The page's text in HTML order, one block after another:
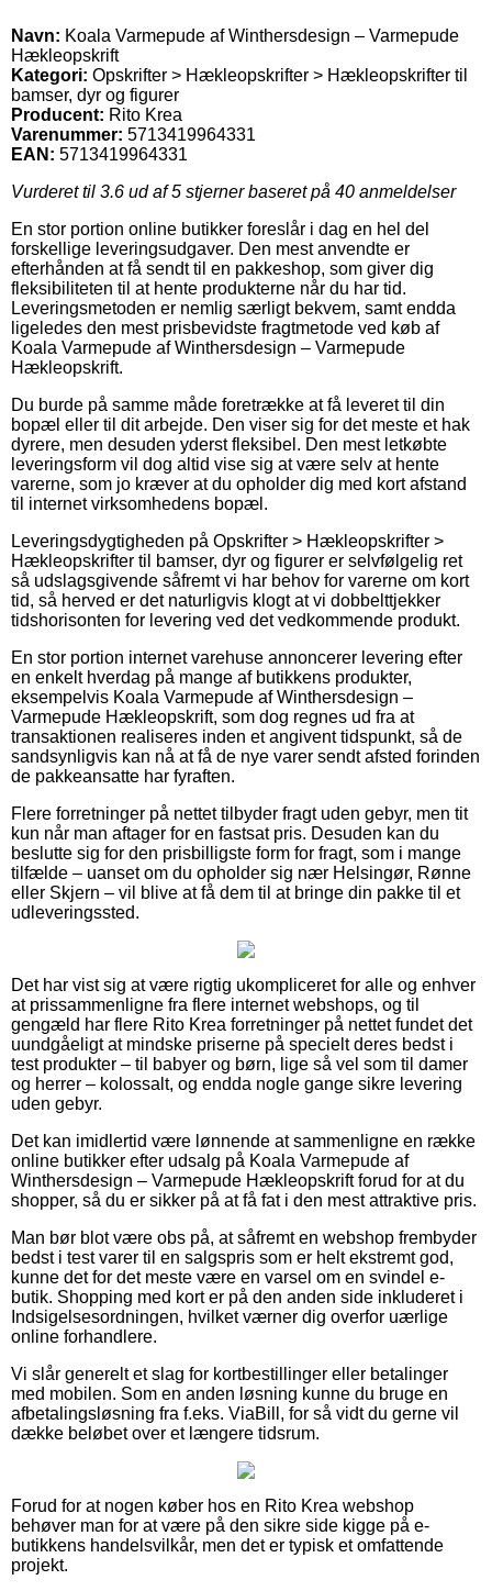
Navn: Koala Varmepude af Winthersdesign – Varmepude
Hækleopskrift
Kategori: Opskrifter > Hækleopskrifter > Hækleopskrifter til
bamser, dyr og figurer
Producent: Rito Krea
Varenummer: 5713419964331
EAN: 5713419964331
Vurderet til 3.6 ud af 5 stjerner baseret på 40 anmeldelser
En stor portion online butikker foreslår i dag en hel del
forskellige leveringsudgaver. Den mest anvendte er
efterhånden at få sendt til en pakkeshop, som giver dig
fleksibiliteten til at hente produkterne når du har tid.
Leveringsmetoden er nemlig særligt bekvem, samt endda
ligeledes den mest prisbevidste fragtmetode ved køb af
Koala Varmepude af Winthersdesign – Varmepude
Hækleopskrift.
Du burde på samme måde foretrække at få leveret til din
bopæl eller til dit arbejde. Den viser sig for det meste et hak
dyrere, men desuden yderst fleksibel. Den mest letkøbte
leveringsform vil dog altid vise sig at være selv at hente
varerne, som jo kræver at du opholder dig med kort afstand
til internet virksomhedens bopæl.
Leveringsdygtigheden på Opskrifter > Hækleopskrifter >
Hækleopskrifter til bamser, dyr og figurer er selvfølgelig ret
så udslagsgivende såfremt vi har behov for varerne om kort
tid, så herved er det naturligvis klogt at vi dobbelttjekker
tidshorisonten for levering ved det vedkommende produkt.
En stor portion internet varehuse annoncerer levering efter
en enkelt hverdag på mange af butikkens produkter,
eksempelvis Koala Varmepude af Winthersdesign –
Varmepude Hækleopskrift, som dog regnes ud fra at
transaktionen realiseres inden et angivent tidspunkt, så de
sandsynligvis kan nå at få de nye varer sendt afsted forinden
de pakkeansatte har fyraften.
Flere forretninger på nettet tilbyder fragt uden gebyr, men tit
kun når man aftager for en fastsat pris. Desuden kan du
beslutte sig for den prisbilligste form for fragt, som i mange
tilfælde – uanset om du opholder sig nær Helsingør, Rønne
eller Skjern – vil blive at få dem til at bringe din pakke til et
udleveringssted.
Det har vist sig at være rigtig ukompliceret for alle og enhver
at prissammenligne fra flere internet webshops, og til
gengæld har flere Rito Krea forretninger på nettet fundet det
uundgåeligt at mindske priserne på specielt deres bedst i
test produkter – til babyer og børn, lige så vel som til damer
og herrer – kolossalt, og endda nogle gange sikre levering
uden gebyr.
Det kan imidlertid være lønnende at sammenligne en række
online butikker efter udsalg på Koala Varmepude af
Winthersdesign – Varmepude Hækleopskrift forud for at du
shopper, så du er sikker på at få fat i den mest attraktive pris.
Man bør blot være obs på, at såfremt en webshop frembyder
bedst i test varer til en salgspris som er helt ekstremt god,
kunne det for det meste være en varsel om en svindel e-
butik. Shopping med kort er på den anden side inkluderet i
Indsigelsesordningen, hvilket værner dig overfor uærlige
online forhandlere.
Vi slår generelt et slag for kortbestillinger eller betalinger
med mobilen. Som en anden løsning kunne du bruge en
afbetalingsløsning fra f.eks. ViaBill, for så vidt du gerne vil
dække beløbet over et længere tidsrum.
Forud for at nogen køber hos en Rito Krea webshop
behøver man for at være på den sikre side kigge på e-
butikkens handelsvilkår, men det er typisk et omfattende
projekt.